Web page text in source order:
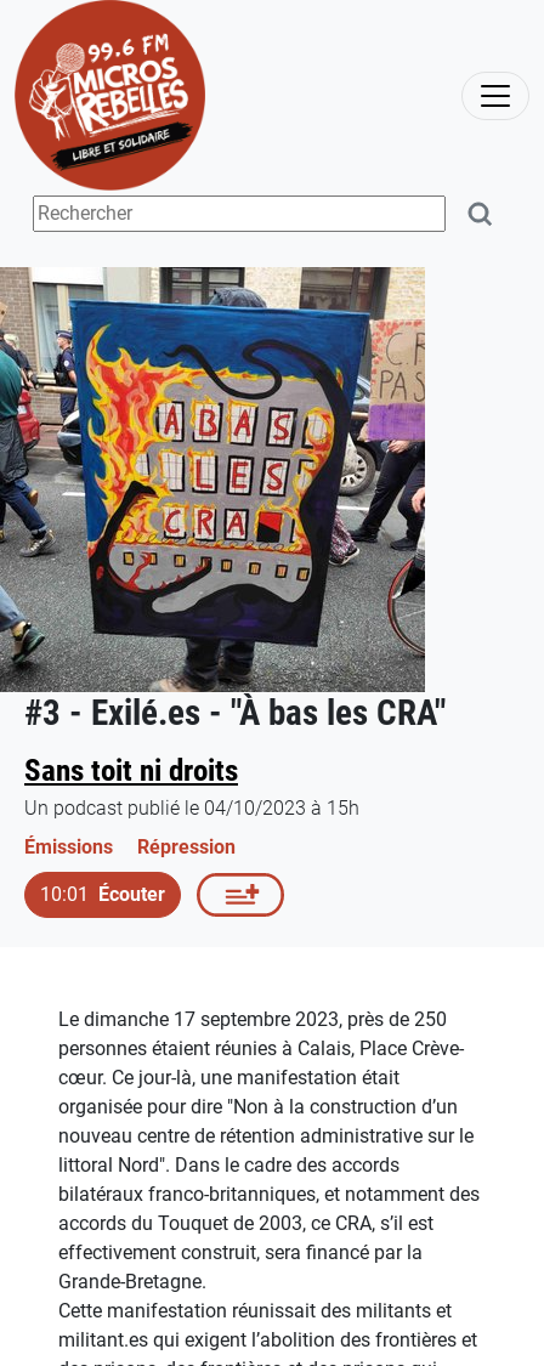
#3 - Exilé.es - "À bas les CRA"
Sans toit ni droits
Un podcast publié le 04/10/2023 à 15h
Émissions
Répression
10:01 Écouter
Le dimanche 17 septembre 2023, près de 250
personnes étaient réunies à Calais, Place Crève-
cœur. Ce jour-là, une manifestation était
organisée pour dire "Non à la construction d’un
nouveau centre de rétention administrative sur le
littoral Nord". Dans le cadre des accords
bilatéraux franco-britanniques, et notamment des
accords du Touquet de 2003, ce CRA, s’il est
effectivement construit, sera financé par la
Grande-Bretagne.
Cette manifestation réunissait des militants et
militant.es qui exigent l’abolition des frontières et